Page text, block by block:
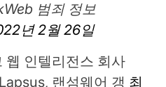
범죄 정보
년 2월 26일
웹 인텔리전스 회사
랜섬웨어 갱 최